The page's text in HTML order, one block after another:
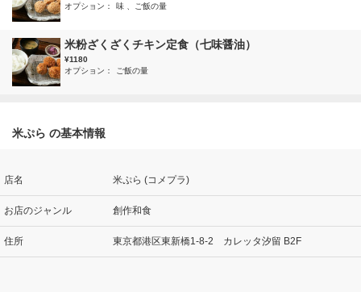
オプション：
味 ご飯の量
米粉ざくざくチキン定食（七味醤油）
¥1180
オプション：
ご飯の量
米ぷら の基本情報
店名 米ぷら (コメプラ)
お店のジャンル 創作和食
住所 東京都港区東新橋1-8-2 カレッタ汐留 B2F